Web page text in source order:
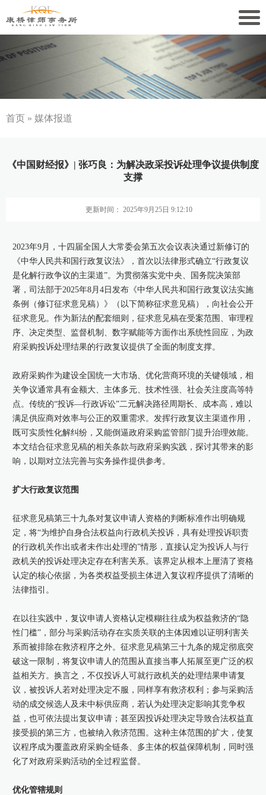
关于康桥
康桥文化
康桥党建
康桥法治研究院
康桥出版
首页 » 媒体报道
《中国财经报》| 张巧良：为解决政采投诉处理争议提供制度
支撑
更新时间： 2025年9月25日 9:12:10
2023年9月，十四届全国人大常委会第五次会议表决通过新修订的
《中华人民共和国行政复议法》，首次以法律形式确立“行政复议
是化解行政争议的主渠道”。为贯彻落实党中央、国务院决策部
署，司法部于2025年8月4日发布《中华人民共和国行政复议法实施
条例（修订征求意见稿）》（以下简称征求意见稿），向社会公开
征求意见。作为新法的配套细则，征求意见稿在受案范围、审理程
序、决定类型、监督机制、数字赋能等方面作出系统性回应，为政
府采购投诉处理结果的行政复议提供了全面的制度支撑。
政府采购作为建设全国统一大市场、优化营商环境的关键领域，相
关争议通常具有金额大、主体多元、技术性强、社会关注度高等特
点。传统的“投诉—行政诉讼”二元解决路径周期长、成本高，难以
满足供应商对效率与公正的双重需求。发挥行政复议主渠道作用，
既可实质性化解纠纷，又能倒逼政府采购监管部门提升治理效能。
本文结合征求意见稿的相关条款与政府采购实践，探讨其带来的影
响，以期对立法完善与实务操作提供参考。
扩大行政复议范围
征求意见稿第三十九条对复议申请人资格的判断标准作出明确规
定，将“为维护自身合法权益向行政机关投诉，具有处理投诉职责
的行政机关作出或者未作出处理的”情形，直接认定为投诉人与行
政机关的投诉处理决定存在利害关系。该界定从根本上厘清了资格
认定的核心依据，为各类权益受损主体进入复议程序提供了清晰的
法律指引。
在以往实践中，复议申请人资格认定模糊往往成为权益救济的“隐
性门槛”，部分与采购活动存在实质关联的主体因难以证明利害关
系而被排除在救济程序之外。征求意见稿第三十九条的规定彻底突
破这一限制，将复议申请人的范围从直接当事人拓展至更广泛的权
益相关方。换言之，不仅投诉人可就行政机关的处理结果申请复
议，被投诉人若对处理决定不服，同样享有救济权利；参与采购活
动的成交候选人及未中标供应商，若认为处理决定影响其竞争权
益，也可依法提出复议申请；甚至因投诉处理决定导致合法权益直
接受损的第三方，也被纳入救济范围。这种主体范围的扩大，使复
议程序成为覆盖政府采购全链条、多主体的权益保障机制，同时强
化了对政府采购活动的全过程监督。
优化管辖规则